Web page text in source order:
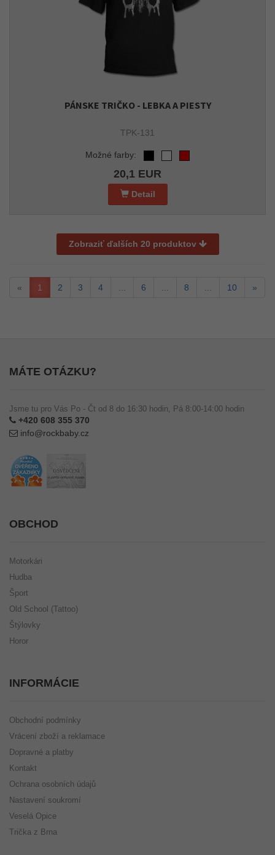
PÁNSKE TRIČKO - LEBKA A PIESTY
TPK-131
Možné farby:
20,1 EUR
Detail
Zobraziť ďalších 20 produktov
« 1 2 3 4 6 8 10 »
MÁTE OTÁZKU?
Jsme tu pro Vás Po - Čt od 8 do 16:30 hodin, Pá 8:00-14:00 hodin
+420 608 355 370
info@rockbaby.cz
OBCHOD
Motorkári
Hudba
Šport
Old School (Tattoo)
Štýlovky
Horor
INFORMÁCIE
Obchodní podmínky
Vrácení zboží a reklamace
Dopravné a platby
Kontakt
Ochrana osobních údajů
Nastavení soukromí
Veselá Opice
Trička z Brna